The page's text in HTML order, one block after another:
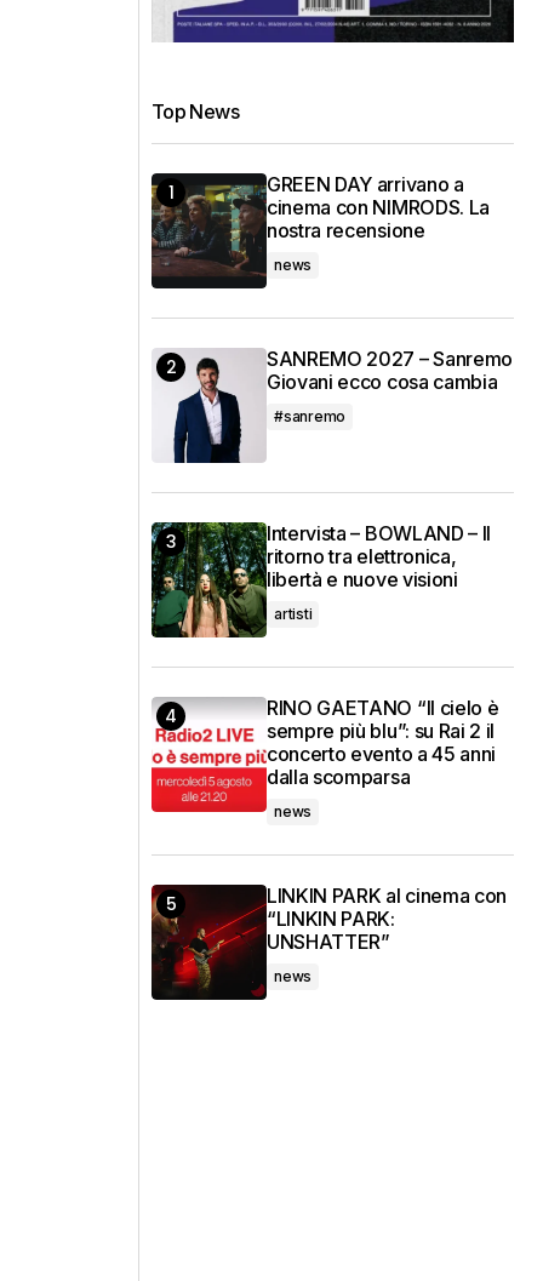
Top News
GREEN DAY arrivano a
cinema con NIMRODS. La
nostra recensione
news
SANREMO 2027 – Sanremo
Giovani ecco cosa cambia
#sanremo
Intervista – BOWLAND – Il
ritorno tra elettronica,
libertà e nuove visioni
artisti
RINO GAETANO “Il cielo è
sempre più blu”: su Rai 2 il
concerto evento a 45 anni
dalla scomparsa
news
LINKIN PARK al cinema con
“LINKIN PARK:
UNSHATTER”
news